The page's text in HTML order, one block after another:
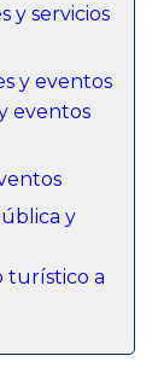
y servicios
y eventos
eventos
y
turístico a